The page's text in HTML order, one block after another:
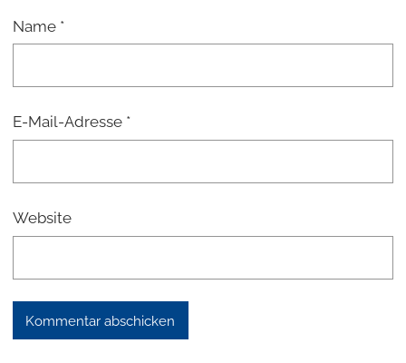
Name *
E-Mail-Adresse *
Website